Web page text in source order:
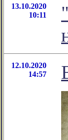
13.10.2020
10:11
12.10.2020
14:57